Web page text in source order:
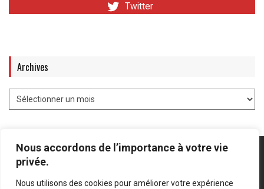
Nous accordons de l’importance à votre vie
privée.
Nous utilisons des cookies pour améliorer votre expérience
Twitter
Archives